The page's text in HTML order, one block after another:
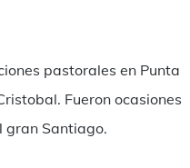
pastorales en Punta
Fueron ocasiones
gran Santiago.